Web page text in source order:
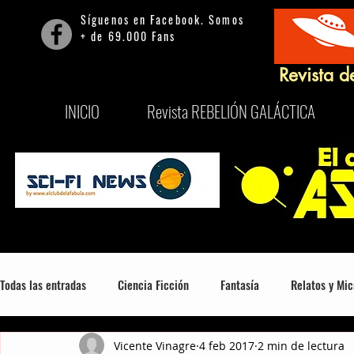
Síguenos en Facebook. Somos
+ de 69.000 Fans
Revista
INICIO Revista REBELIÓN GALÁCTICA
Todas las entradas Ciencia Ficción Fantasía Relatos y
Mitología, Misterio y Consciencia Series Películas
Vicente Vinagre 4 feb 2017 2 min de lectura